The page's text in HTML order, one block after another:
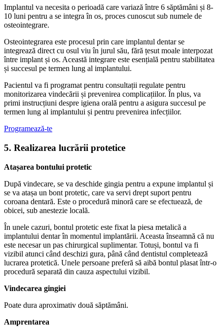
Implantul va necesita o perioadă care variază între 6 săptămâni și 8-
10 luni pentru a se integra în os, proces cunoscut sub numele de
osteointegrare.
Osteointegrarea este procesul prin care implantul dentar se
integrează direct cu osul viu în jurul său, fără țesut moale interpozat
între implant și os. Această integrare este esențială pentru stabilitatea
și succesul pe termen lung al implantului.
Pacientul va fi programat pentru consultații regulate pentru
monitorizarea vindecării și prevenirea complicațiilor. În plus, va
primi instrucțiuni despre igiena orală pentru a asigura succesul pe
termen lung al implantului și pentru prevenirea infecțiilor.
Programează-te
5. Realizarea lucrării protetice
Atașarea bontului protetic
După vindecare, se va deschide gingia pentru a expune implantul și
se va atașa un bont protetic, care va servi drept suport pentru
coroana dentară. Este o procedură minoră care se efectuează, de
obicei, sub anestezie locală.
În unele cazuri, bontul protetic este fixat la piesa metalică a
implantului dentar în momentul implantării. Aceasta înseamnă că nu
este necesar un pas chirurgical suplimentar. Totuși, bontul va fi
vizibil atunci când deschizi gura, până când dentistul completează
lucrarea protetică. Unele persoane preferă să aibă bontul plasat într-o
procedură separată din cauza aspectului vizibil.
Vindecarea gingiei
Poate dura aproximativ două săptămâni.
Amprentarea